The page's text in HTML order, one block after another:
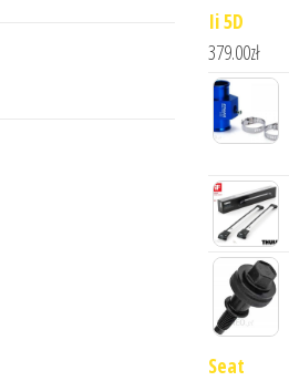
Ii 5D
379.00zł
Seat